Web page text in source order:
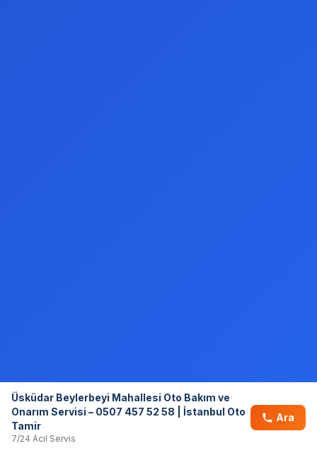
Üsküdar Beylerbeyi Mahallesi Oto Bakım ve
Onarım Servisi – 0507 457 52 58 | İstanbul Oto
Tamir
7/24 Acil Servis
Ara